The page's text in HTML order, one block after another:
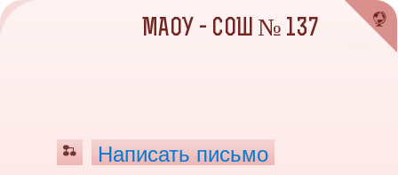
МАОУ - СОШ № 137
Написать письмо